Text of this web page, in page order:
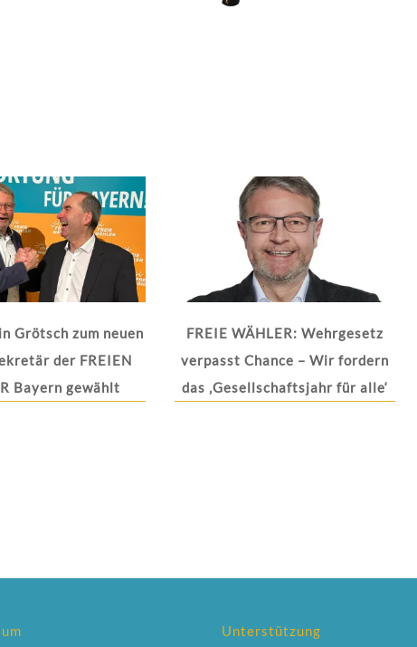
Grötsch zum neuen
der FREIEN
Bayern gewählt
FREIE WÄHLER: Wehrgesetz
verpasst Chance – Wir fordern
das ‚Gesellschaftsjahr für alle‘
Unterstützung